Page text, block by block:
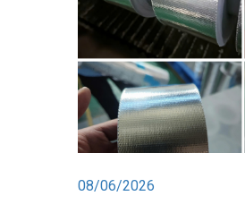
08/06/2026